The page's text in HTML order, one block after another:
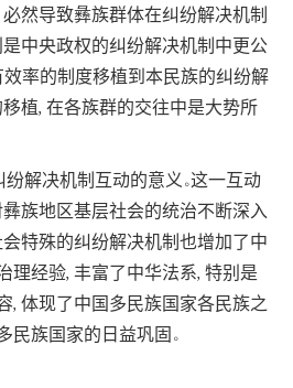
然导致彝族群体在纠纷解决机制
中央政权的纠纷解决机制中更公
效率的制度移植到本民族的纠纷解
移植, 在各族群的交往中是大势所
解决机制互动的意义。这一互动
族地区基层社会的统治不断深入
特殊的纠纷解决机制也增加了中
理经验, 丰富了中华法系, 特别是
, 体现了中国多民族国家各民族之
民族国家的日益巩固。